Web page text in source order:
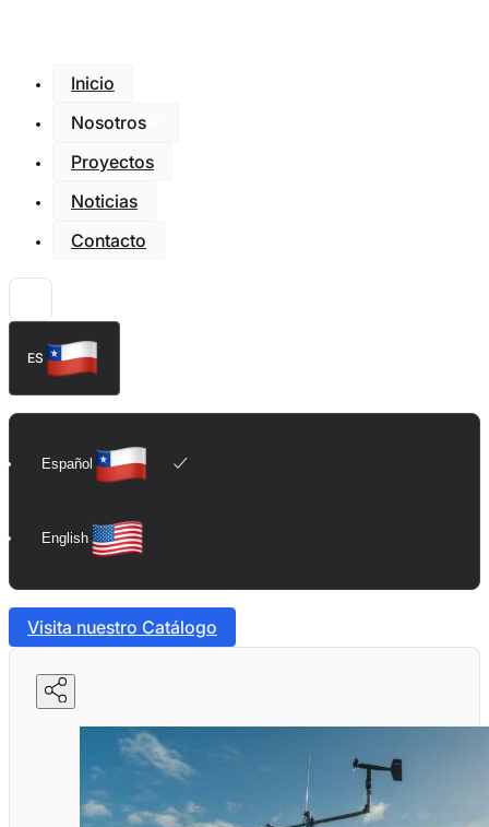
Inicio
Nosotros
Proyectos
Noticias
Contacto
ES
Español
English
Visita nuestro Catálogo